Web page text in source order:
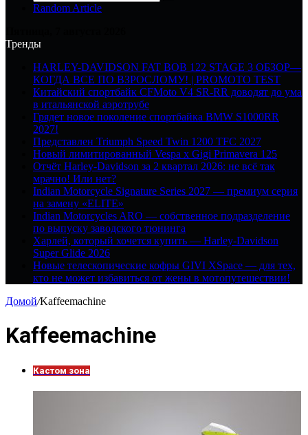
Random Article
Тренды
HARLEY-DAVIDSON FAT BOB 122 STAGE 3 ОБЗОР—
КОГДА ВСЕ ПО ВЗРОСЛОМУ! | PROMOTO TEST
Китайский спортбайк CFMoto V4 SR-RR доводят до ума
в итальянской аэротрубе
Грядет новое поколение спортбайка BMW S1000RR
2027!
Представлен Triumph Speed Twin 1200 TFC 2027
Новый лимитированный Vespa x Gigi Primavera 125
Отчёт Harley-Davidson за 2 квартал 2026: не всё так
мрачно! Или нет?
Indian Motorcycle Signature Series 2027 — премиум серия
на замену «ELITE»
Indian Motorcycles ARO — собственное подразделение
по выпуску заводского тюнинга
Харлей, который хочется купить — Harley-Davidson
Super Glide 2026
Новые телескопические кофры GIVI XSpace — для тех,
кто не может избавиться от жены в мотопутешествии!
Домой/Kaffeemachine
Kaffeemachine
Кастом зона